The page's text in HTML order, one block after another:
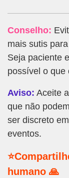
Conselho:
mais sutis
Seja paciente
possível o que
Aviso: Aceite
que não
ser discreto
eventos.
humano 🙏